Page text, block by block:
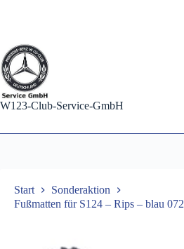
W123-Club-Service-GmbH
Start
Sonderaktion
Fußmatten für S124 – Rips – blau 072